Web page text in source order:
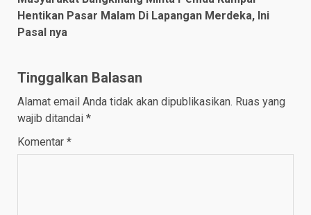
Hentikan Pasar Malam Di Lapangan Merdeka, Ini
Pasal nya
Tinggalkan Balasan
Alamat email Anda tidak akan dipublikasikan. Ruas yang
wajib ditandai *
Komentar *